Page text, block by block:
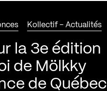
Kollectif - Actualités
la 3e édition
de Mölkky
de Québec